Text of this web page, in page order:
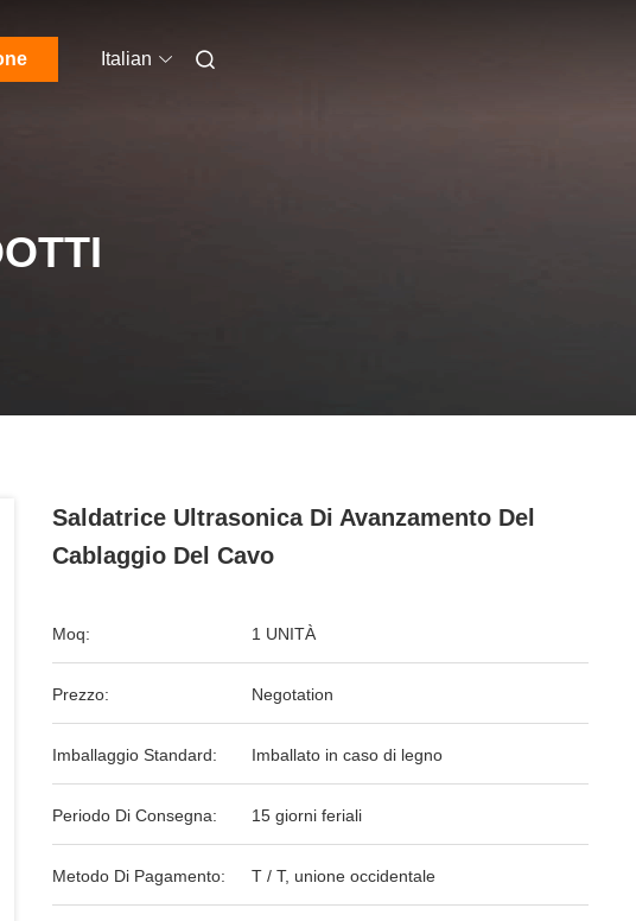
Italian
Saldatrice Ultrasonica Di Avanzamento Del
Cablaggio Del Cavo
Moq: 1 UNITÀ
Prezzo: Negotation
Imballaggio Standard: Imballato in caso di legno
Periodo Di Consegna: 15 giorni feriali
Metodo Di Pagamento: T / T, unione occidentale